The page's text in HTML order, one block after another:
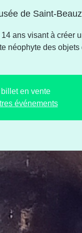
de Saint-
ans visant à créer
néophyte des
en vente
événements